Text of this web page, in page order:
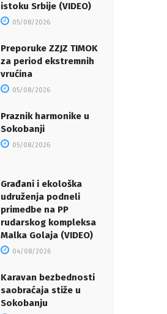
istoku Srbije (VIDEO)
05/08/2026
Preporuke ZZJZ TIMOK
za period ekstremnih
vrućina
05/08/2026
Praznik harmonike u
Sokobanji
05/08/2026
Građani i ekološka
udruženja podneli
primedbe na PP
rudarskog kompleksa
Malka Golaja (VIDEO)
04/08/2026
Karavan bezbednosti
saobraćaja stiže u
Sokobanju